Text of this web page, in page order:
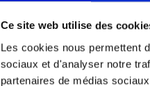
Ce site web utilise des
Les cookies nous permettent
sociaux et d'analyser notre
partenaires de médias